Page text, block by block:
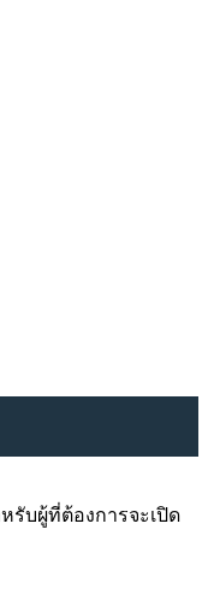
หรับผู้ที่ต้องการจะเปิด